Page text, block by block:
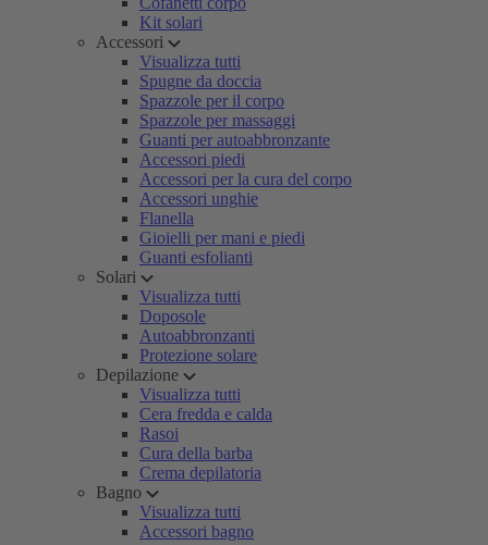
Kit solari
Accessori
Visualizza tutti
Spugne da doccia
Spazzole per il corpo
Spazzole per massaggi
Guanti per autoabbronzante
Accessori piedi
Accessori per la cura del corpo
Accessori unghie
Flanella
Gioielli per mani e piedi
Guanti esfolianti
Solari
Visualizza tutti
Doposole
Autoabbronzanti
Protezione solare
Depilazione
Visualizza tutti
Cera fredda e calda
Rasoi
Cura della barba
Crema depilatoria
Bagno
Visualizza tutti
Accessori bagno